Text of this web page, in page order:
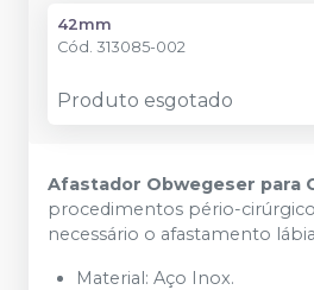
42mm
Cód. 313085-002
Produto esgotado
Afastador Obwegeser para
procedimentos pério-
necessário o afastamento
Material: Aço Inox.